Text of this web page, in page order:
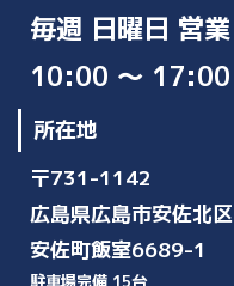
毎週 日曜日 営業
10:00 ～ 17:00
所在地
〒731-1142
広島県広島市安佐北区
安佐町飯室6689-1
駐車場完備 15台